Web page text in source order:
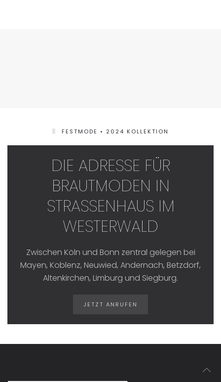
FESTMODE • 2024 KOLLEKTION
DIE ADRESSE FÜR
BRAUTMODEN IN
STRASSENHAUS IM W
ESTERWALD
Zwischen Köln und Bonn zentral gelegen bei
Mayen, Koblenz, Neuwied, Andernach, Betzdorf,
Altenkirchen, Limburg und Siegburg.
JETZT ANRUFEN